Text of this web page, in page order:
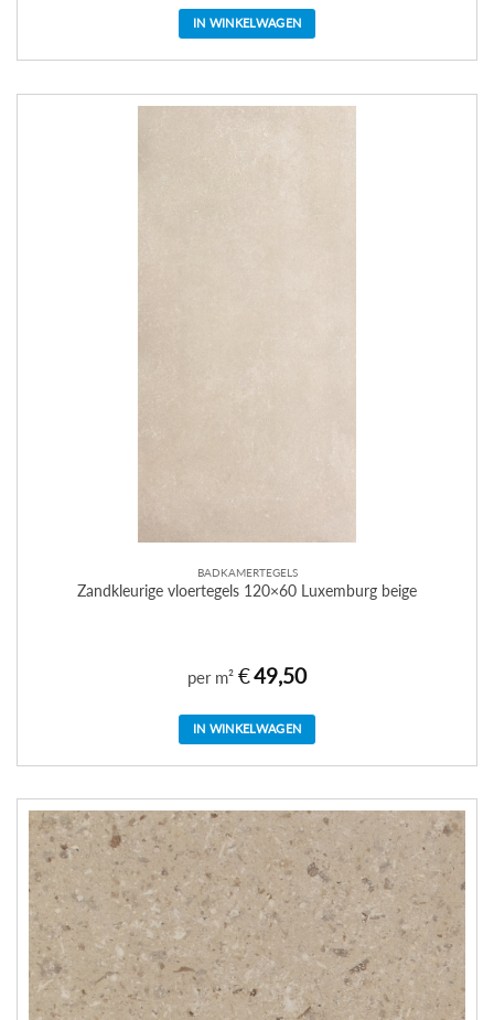
IN WINKELWAGEN
BADKAMERTEGELS
Zandkleurige vloertegels 120×60 Luxemburg beige
per m² €49,50
IN WINKELWAGEN